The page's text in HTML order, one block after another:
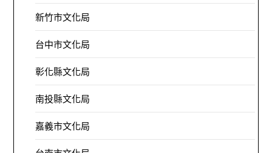
新竹市文化局
台中市文化局
彰化縣文化局
南投縣文化局
嘉義市文化局